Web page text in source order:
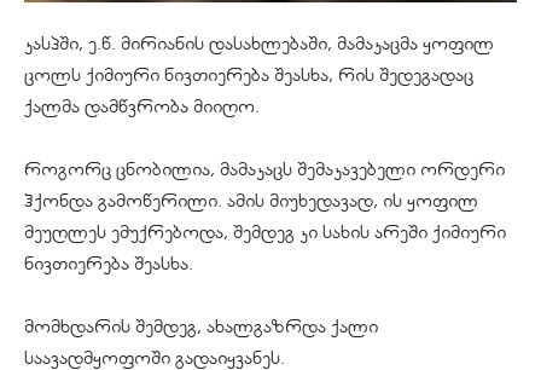
კასპში, ე.წ. მირიანის დასახლებაში, მამაკაცმა ყოფილ
ცოლს ქიმიური ნივთიერება შეასხა, რის შედეგადაც
ქალმა დამწვრობა მიიღო.
როგორც ცნობილია, მამაკაცს შემაკავებელი ორდერი
ჰქონდა გამოწერილი. ამის მიუხედავად, ის ყოფილ
მეუღლეს ემუქრებოდა, შემდეგ კი სახის არეში ქიმიური
ნივთიერება შეასხა.
მომხდარის შემდეგ, ახალგაზრდა ქალი
საავადმყოფოში გადაიყვანეს.